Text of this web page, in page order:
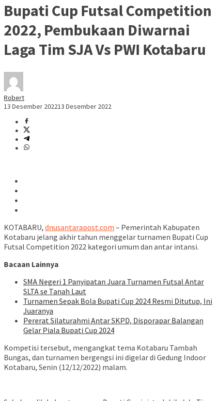
Bupati Cup Futsal Competition
2022, Pembukaan Diwarnai
Laga Tim SJA Vs PWI Kotabaru
Robert
13 Desember 202213 Desember 2022
KOTABARU, dnusantarapost.com – Pemerintah Kabupaten
Kotabaru jelang akhir tahun menggelar turnamen Bupati Cup
Futsal Competition 2022 kategori umum dan antar intansi.
Bacaan Lainnya
SMA Negeri 1 Panyipatan Juara Turnamen Futsal Antar
SLTA se Tanah Laut
Turnamen Sepak Bola Bupati Cup 2024 Resmi Ditutup, Ini
Juaranya
Pererat Silaturahmi Antar SKPD, Disporapar Balangan
Gelar Piala Bupati Cup 2024
Kompetisi tersebut, mengangkat tema Kotabaru Tambah
Bungas, dan turnamen bergengsi ini digelar di Gedung Indoor
Kotabaru, Senin (12/12/2022) malam.